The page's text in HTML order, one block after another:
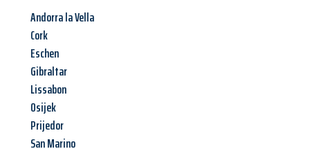
Andorra la Vella
Cork
Eschen
Gibraltar
Lissabon
Osijek
Prijedor
San Marino